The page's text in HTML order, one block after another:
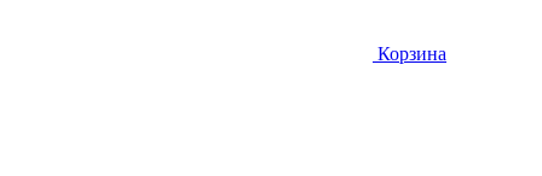
Корзина